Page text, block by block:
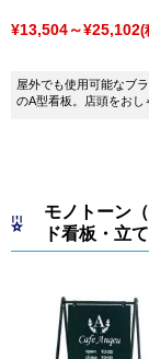
¥13,504～¥25,102(
屋外でも使用可能なブ
のA型看板。店頭をおし
モノトーン
ド看板・立